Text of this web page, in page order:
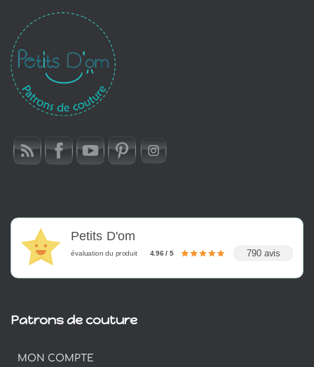
Petits D'om
évaluation du produit 4.96 / 5 790 avis
Patrons de couture
MON COMPTE